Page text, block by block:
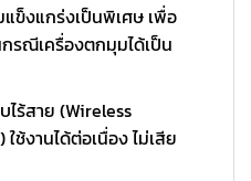
ข็งแกร่งเป็นพิเศษ เพื่อ
รณีเครื่องตกมุมได้เป็น
ไร้สาย (Wireless
ช้งานได้ต่อเนื่อง ไม่เสีย